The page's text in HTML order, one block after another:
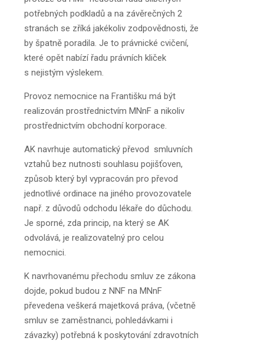
potřebných podkladů a na závěrečných 2
stranách se zříká jakékoliv zodpovědnosti, že
by špatně poradila. Je to právnické cvičení,
které opět nabízí řadu právních kliček
s nejistým výslekem.
Provoz nemocnice na Františku má být
realizován prostřednictvím MNnF a nikoliv
prostřednictvím obchodní korporace.
AK navrhuje automatický převod smluvních
vztahů bez nutnosti souhlasu pojišťoven,
způsob který byl vypracován pro převod
jednotlivé ordinace na jiného provozovatele
např. z důvodů odchodu lékaře do důchodu.
Je sporné, zda princip, na který se AK
odvolává, je realizovatelný pro celou
nemocnici.
K navrhovanému přechodu smluv ze zákona
dojde, pokud budou z NNF na MNnF
převedena veškerá majetková práva, (včetně
smluv se zaměstnanci, pohledávkami i
závazky) potřebná k poskytování zdravotních